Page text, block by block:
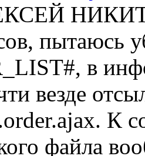
пытаюсь
в
везде
К
файла